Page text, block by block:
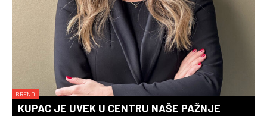
BREND
KUPAC JE UVEK U CENTRU NAŠE PAŽNJE